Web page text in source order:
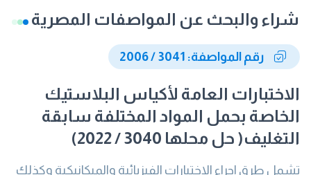
شراء والبحث عن المواصفات المصرية
رقم المواصفة: 3041 / 2006
الاختبارات العامة لأكياس البلاستيك
الخاصة بحمل المواد المختلفة سابقة
التغليف( حل محلها 3040 / 2022)
تشمل طرق اجراء الاختبارات الفيزيائية والميكانيكية وكذلك